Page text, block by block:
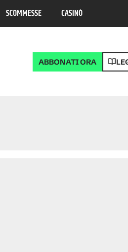
SCOMMESSE CASINÒ
ABBONATI ORA